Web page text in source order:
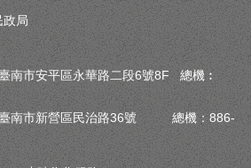
政局
南市安平區永華路二段6號8F 總機︰
臺南市新營區民治路36號 總機：886-